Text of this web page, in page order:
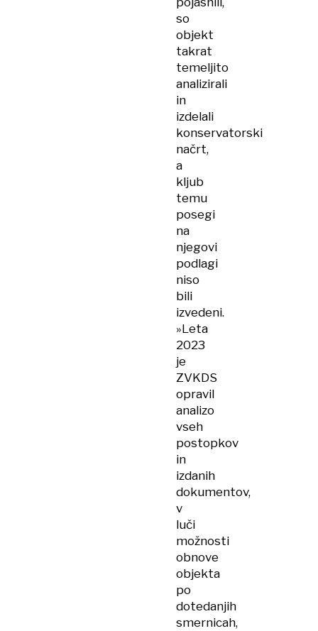
so
objekt
takrat
temeljito
analizirali
in
izdelali
konservatorski
načrt,
a
kljub
temu
posegi
na
njegovi
podlagi
niso
bili
izvedeni.
»Leta
2023
je
ZVKDS
opravil
analizo
vseh
postopkov
in
izdanih
dokumentov,
v
luči
možnosti
obnove
objekta
po
dotedanjih
smernicah,